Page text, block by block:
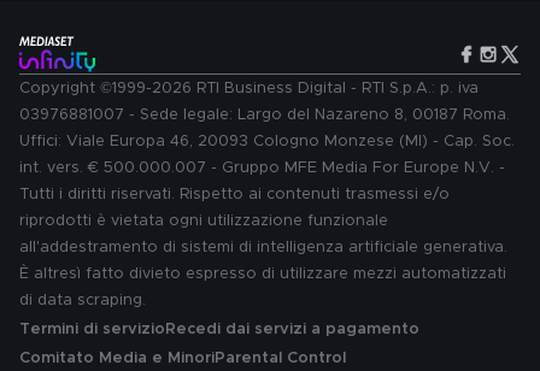
Copyright ©1999-2026 RTI Business Digital - RTI S.p.A.: p. iva
03976881007 - Sede legale: Largo del Nazareno 8, 00187 Roma.
Uffici: Viale Europa 46, 20093 Cologno Monzese (MI) - Cap. Soc.
int. vers. € 500.000.007 - Gruppo MFE Media For Europe N.V. -
Tutti i diritti riservati. Rispetto ai contenuti trasmessi e/o
riprodotti è vietata ogni utilizzazione funzionale
all'addestramento di sistemi di intelligenza artificiale generativa.
È altresì fatto divieto espresso di utilizzare mezzi automatizzati
di data scraping.
Termini di servizio Recedi dai servizi a pagamento
Comitato Media e MinoriParental Control